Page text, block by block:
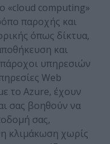
«cloud computing»
παροχής και
όπως δίκτυα,
και
υπηρεσιών
Web
το Azure, έχουν
σας βοηθούν να
σας,
κλιμάκωση χωρίς